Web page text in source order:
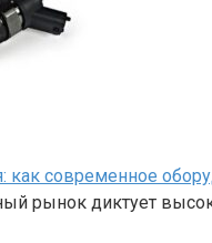
как современное
рынок диктует